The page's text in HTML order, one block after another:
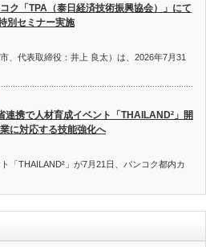
ク「TPA（泰日経済技術振興協会）」にて
別セミナー実施
、代表取締役：井上 良太）は、2026年7月31
連携で人材育成イベント「THAILAND²」開
に対応する技能強化へ
「THAILAND²」が7月21日、バンコク都内カ